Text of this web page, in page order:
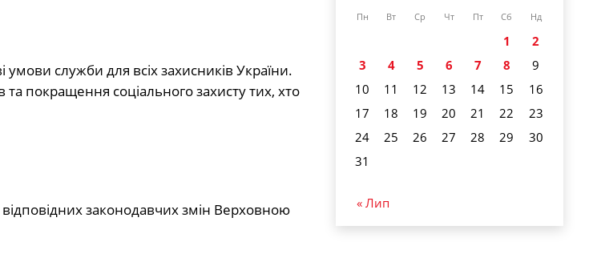
служби для всіх захисників України.
покращення соціального захисту тих, хто
законодавчих змін Верховною
Пн Вт Ср Чт Пт Сб Нд
1
2
3
4 5 6 7 8
9
10
11 12 13 14 15
16
17
18 19 20 21 22
23
24
25 26 27 28 29
30
31
« Лип